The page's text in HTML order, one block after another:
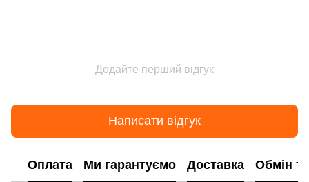
Додайте перший відгук
Написати відгук
Оплата Ми гарантуємо Доставка Обмін